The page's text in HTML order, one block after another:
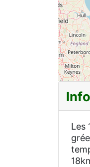
Les